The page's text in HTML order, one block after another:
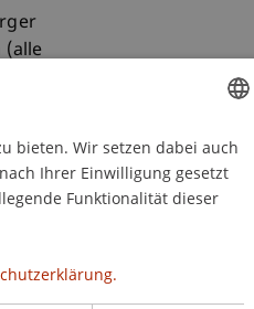
(alle
im
GERMAN
ENGLISH
bieten. Wir setzen dabei auch
Ihrer Einwilligung gesetzt
Funktionalität dieser